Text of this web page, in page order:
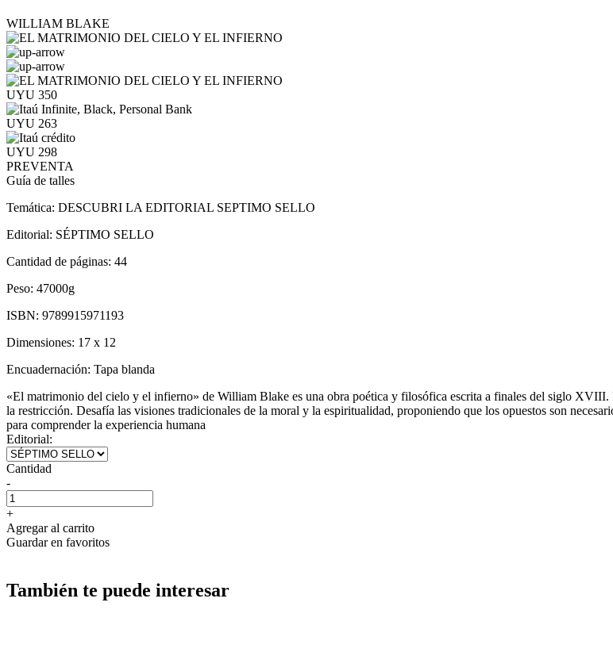
WILLIAM BLAKE
UYU 350
UYU 263
UYU 298
PREVENTA
Guía de talles
Temática: DESCUBRI LA EDITORIAL SEPTIMO SELLO
Editorial: SÉPTIMO SELLO
Cantidad de páginas: 44
Peso: 47000g
ISBN: 9789915971193
Dimensiones: 17 x 12
Encuadernación: Tapa blanda
«El matrimonio del cielo y el infierno» de William Blake es una obra poética y filosófica escrita a finales del siglo
la restricción. Desafía las visiones tradicionales de la moral y la espiritualidad, proponiendo que los opuestos son
para comprender la experiencia humana
Editorial:
Cantidad
-
+
Agregar al carrito
Guardar en favoritos
También te puede interesar